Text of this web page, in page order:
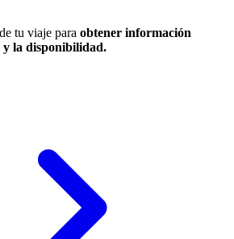
tu viaje para obtener información
y la disponibilidad.